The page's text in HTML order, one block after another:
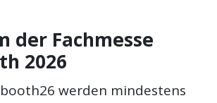
der Fachmesse
2026
werden mindestens